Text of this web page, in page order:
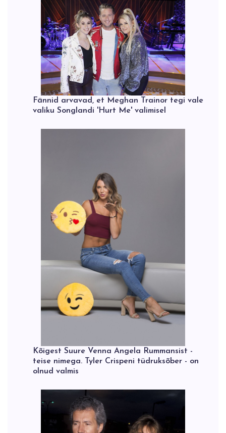
Fännid arvavad, et Meghan Trainor tegi vale
valiku Songlandi 'Hurt Me' valimisel
Kõigest Suure Venna Angela Rummansist -
teise nimega. Tyler Crispeni tüdruksõber - on
olnud valmis